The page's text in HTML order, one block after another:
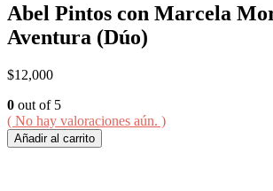
Abel Pintos con Marcela
Aventura (Dúo)
$12,000
0 out of 5
( No hay valoraciones aún. )
Añadir al carrito